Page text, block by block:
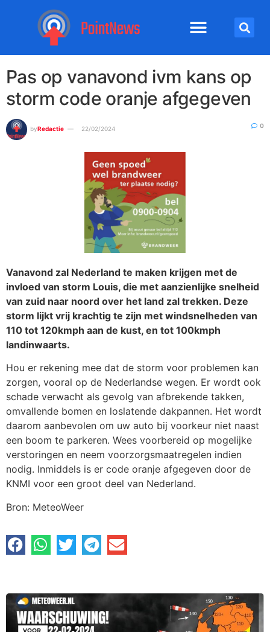
Pas op vanavond ivm kans op
storm code oranje afgegeven
byRedactie 22/02/2024 0
Vanavond zal Nederland te maken krijgen met de
invloed van storm Louis, die met aanzienlijke snelheid
van zuid naar noord over het land zal trekken. Deze
storm lijkt vrij krachtig te zijn met windsnelheden van
110 tot 120kmph aan de kust, en tot 100kmph
landinwaarts.
Hou er rekening mee dat de storm voor problemen kan
zorgen, vooral op de Nederlandse wegen. Er wordt ook
schade verwacht als gevolg van afbrekende takken,
omvallende bomen en loslatende dakpannen. Het wordt
daarom aanbevolen om uw auto bij voorkeur niet naast
een boom te parkeren. Wees voorbereid op mogelijke
verstoringen en neem voorzorgsmaatregelen indien
nodig. Inmiddels is er code oranje afgegeven door de
KNMI voor een groot deel van Nederland.
Bron: MeteoWeer